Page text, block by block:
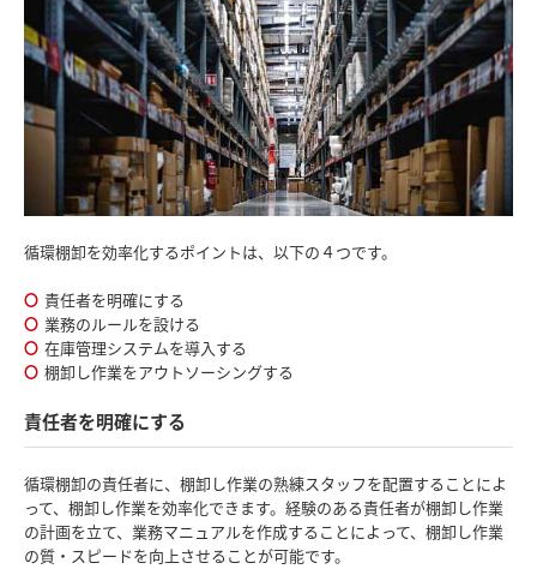
循環棚卸を効率化するポイントは、以下の４つです。
責任者を明確にする
業務のルールを設ける
在庫管理システムを導入する
棚卸し作業をアウトソーシングする
責任者を明確にする
循環棚卸の責任者に、棚卸し作業の熟練スタッフを配置することによ
って、棚卸し作業を効率化できます。経験のある責任者が棚卸し作業
の計画を立て、業務マニュアルを作成することによって、棚卸し作業
の質・スピードを向上させることが可能です。